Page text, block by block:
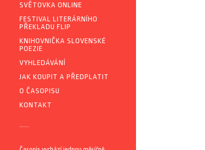
SVĚTOVKA ONLINE
FESTIVAL LITERÁRNÍHO
PŘEKLADU FLIP
KNIHOVNIČKA SLOVENSKÉ
POEZIE
VYHLEDÁVÁNÍ
JAK KOUPIT A PŘEDPLATIT
O ČASOPISU
KONTAKT